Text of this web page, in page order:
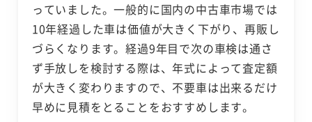
っていました。一般的に国内の中古車市場では
10年経過した車は価値が大きく下がり、再販し
づらくなります。経過9年目で次の車検は通さ
ず手放しを検討する際は、年式によって査定額
が大きく変わりますので、不要車は出来るだけ
早めに見積をとることをおすすめします。